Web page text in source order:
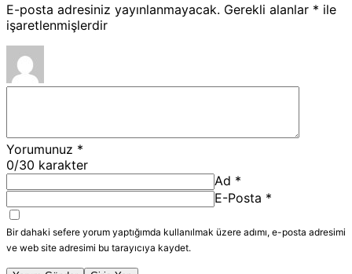
E-posta adresiniz yayınlanmayacak. Gerekli alanlar * ile
işaretlenmişlerdir
Yorumunuz *
0/30 karakter
Ad *
E-Posta *
Bir dahaki sefere yorum yaptığımda kullanılmak üzere adımı, e-posta adresimi
ve web site adresimi bu tarayıcıya kaydet.